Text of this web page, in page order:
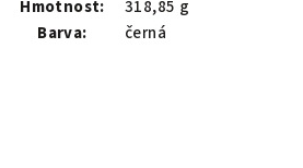
Hmotnost:
318,85 g
Barva:
černá